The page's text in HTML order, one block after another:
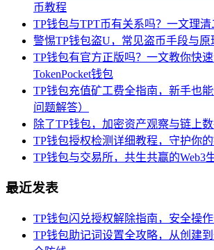
币教程
TP钱包与TPT币有关系吗？一文理
警惕TP钱包盗U，常见盗币手段与原
TP钱包有官方正版吗？一文教你快
TokenPocket钱包
TP钱包充值矿工费全指南，新手也
问题解答）
除了TP钱包，加密资产观察与链上
TP钱包授权检测详细教程，守护你
TP钱包与交易所，共生共赢的Web3
最近发表
TP钱包闪兑授权解除指南，安全操
TP钱包助记词设置全攻略，从创建